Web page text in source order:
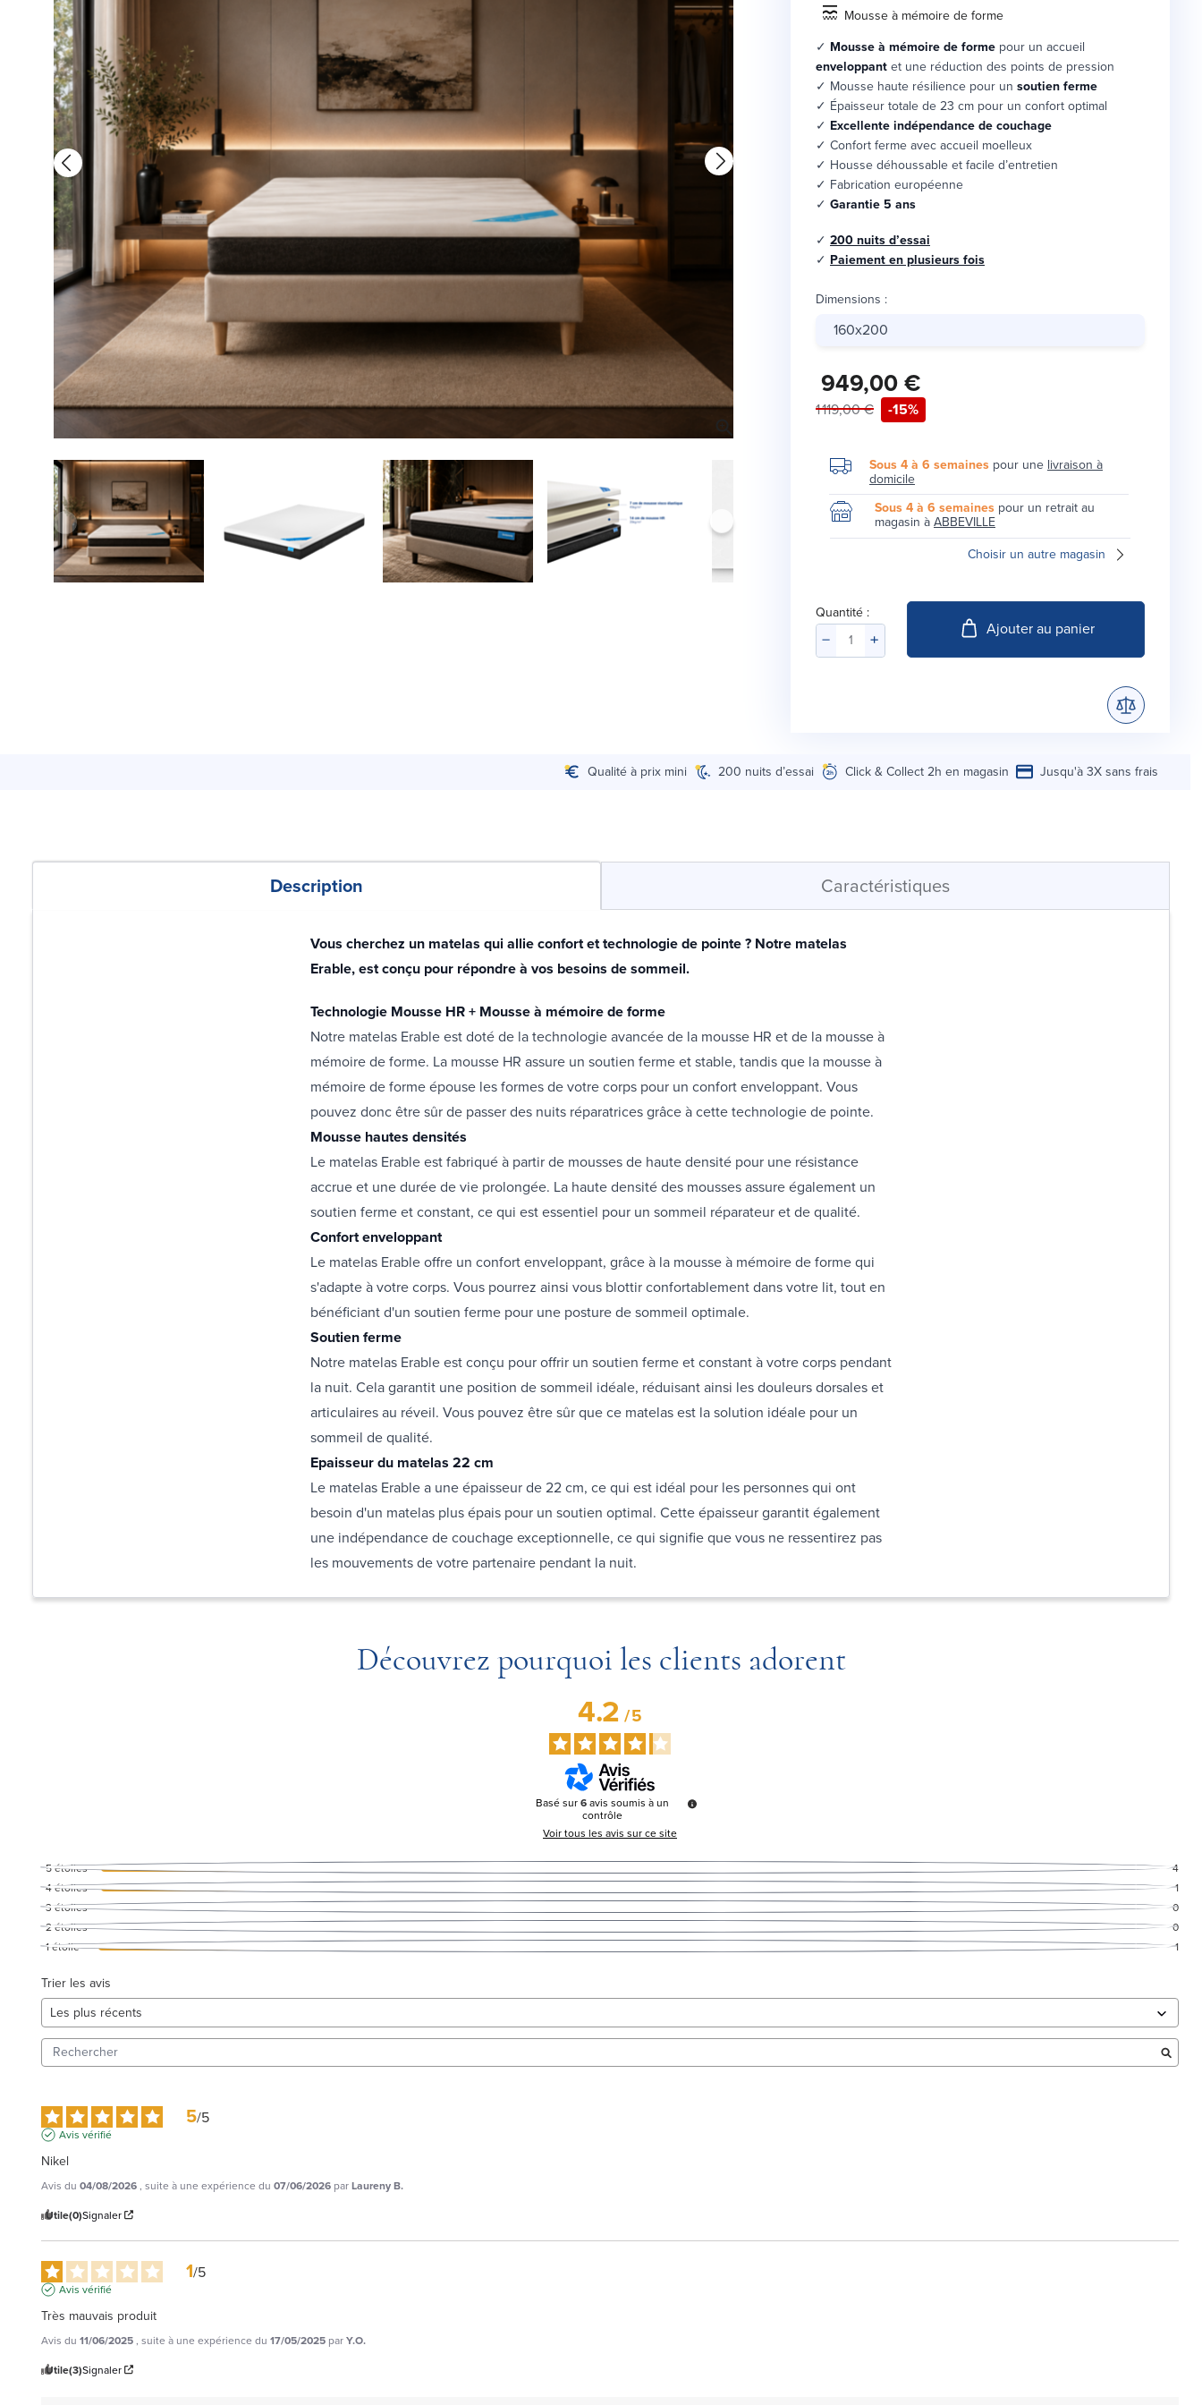
Mousse à mémoire de forme
✓ Mousse à mémoire de forme pour un accueil
enveloppantet une réduction des points de pression
✓ Mousse haute résilience pour un soutien ferme
✓ Épaisseur totale de 23 cm pour un confort optimal
✓ Excellente indépendance de couchage
✓ Confort ferme avec accueil moelleux
✓ Housse déhoussable et facile d’entretien
✓ Fabrication européenne
✓ Garantie 5 ans
✓ 200 nuits d’essai
✓ Paiement en plusieurs fois
Dimensions :
160x200
949,00 €
1 119,00 € -15%
Sous 4 à 6 semaines pour une livraison à
domicile
Sous 4 à 6 semaines pour un retrait au
magasin àABBEVILLE
Choisir un autre magasin
Quantité :
Ajouter au panier
Qualité à prix mini 200 nuits d’essai Click & Collect 2h en magasin Jusqu'à 3X sans frais
Description Caractéristiques
Vous cherchez un matelas qui allie confort et technologie de pointe ? Notre matelas
Erable, est conçu pour répondre à vos besoins de sommeil.
Technologie Mousse HR + Mousse à mémoire de forme
Notre matelas Erable est doté de la technologie avancée de la mousse HR et de la mousse à
mémoire de forme. La mousse HR assure un soutien ferme et stable, tandis que la mousse à
mémoire de forme épouse les formes de votre corps pour un confort enveloppant. Vous
pouvez donc être sûr de passer des nuits réparatrices grâce à cette technologie de pointe.
Mousse hautes densités
Le matelas Erable est fabriqué à partir de mousses de haute densité pour une résistance
accrue et une durée de vie prolongée. La haute densité des mousses assure également un
soutien ferme et constant, ce qui est essentiel pour un sommeil réparateur et de qualité.
Confort enveloppant
Le matelas Erable offre un confort enveloppant, grâce à la mousse à mémoire de forme qui
s'adapte à votre corps. Vous pourrez ainsi vous blottir confortablement dans votre lit, tout en
bénéficiant d'un soutien ferme pour une posture de sommeil optimale.
Soutien ferme
Notre matelas Erable est conçu pour offrir un soutien ferme et constant à votre corps pendant
la nuit. Cela garantit une position de sommeil idéale, réduisant ainsi les douleurs dorsales et
articulaires au réveil. Vous pouvez être sûr que ce matelas est la solution idéale pour un
sommeil de qualité.
Epaisseur du matelas 22 cm
Le matelas Erable a une épaisseur de 22 cm, ce qui est idéal pour les personnes qui ont
besoin d'un matelas plus épais pour un soutien optimal. Cette épaisseur garantit également
une indépendance de couchage exceptionnelle, ce qui signifie que vous ne ressentirez pas
les mouvements de votre partenaire pendant la nuit.
Découvrez pourquoi les clients adorent
4.2/5
Basé sur6avis soumis à un
contrôle
Voir tous les avis sur ce site
5étoiles
4
4étoiles
1
3 étoiles
0
2étoiles
0
1étoile 1
Trier les avis
5/5
Avis vérifié
Nikel
Avis du 04/08/2026, suite à une expérience du 07/06/2026 parLaureny B.
Utile(0)Signaler
1/5
Avis vérifié
Très mauvais produit
Avis du 11/06/2025, suite à une expérience du 17/05/2025 parY.O.
Utile(3)Signaler